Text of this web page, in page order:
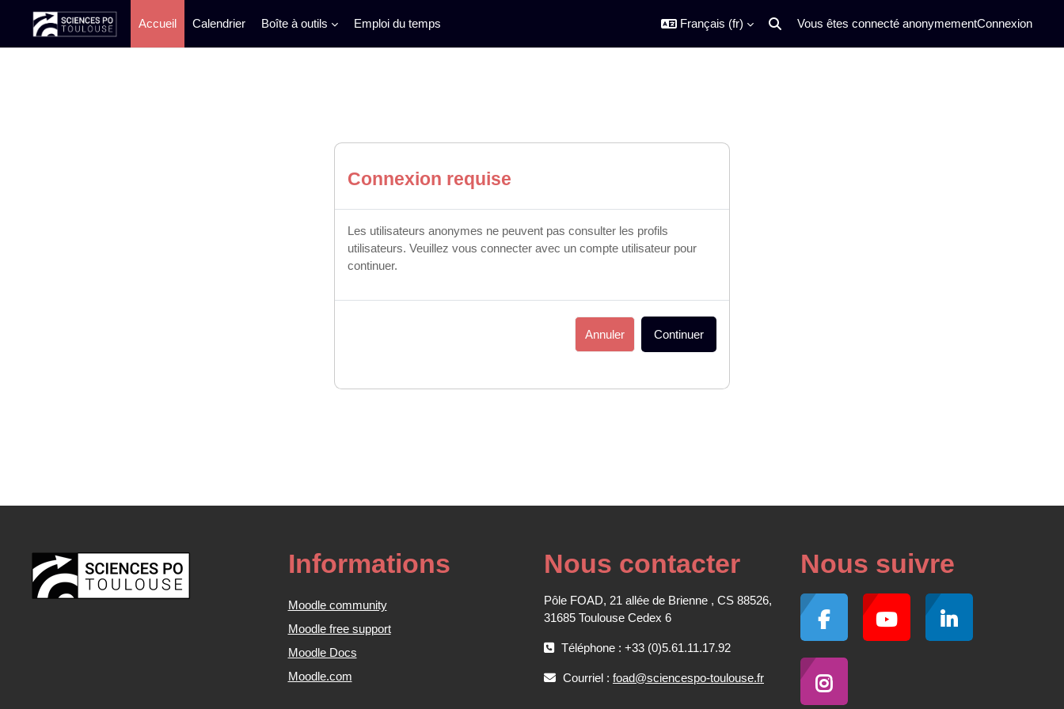
Accueil Calendrier Boîte à outils Emploi du temps Français ‎(fr)‎
Activer/désactiver la saisie de recherche
Vous êtes connecté anonymementConnexion
Connexion requise
Les utilisateurs anonymes ne peuvent pas consulter les profils
utilisateurs. Veuillez vous connecter avec un compte utilisateur pour
continuer.
Annuler Continuer
Informations
Moodle community
Moodle free support
Moodle Docs
Moodle.com
Nous contacter
Pôle FOAD, 21 allée de Brienne , CS 88526,
31685 Toulouse Cedex 6
Téléphone : +33 (0)5.61.11.17.92
Courriel : foad@sciencespo-toulouse.fr
Nous suivre